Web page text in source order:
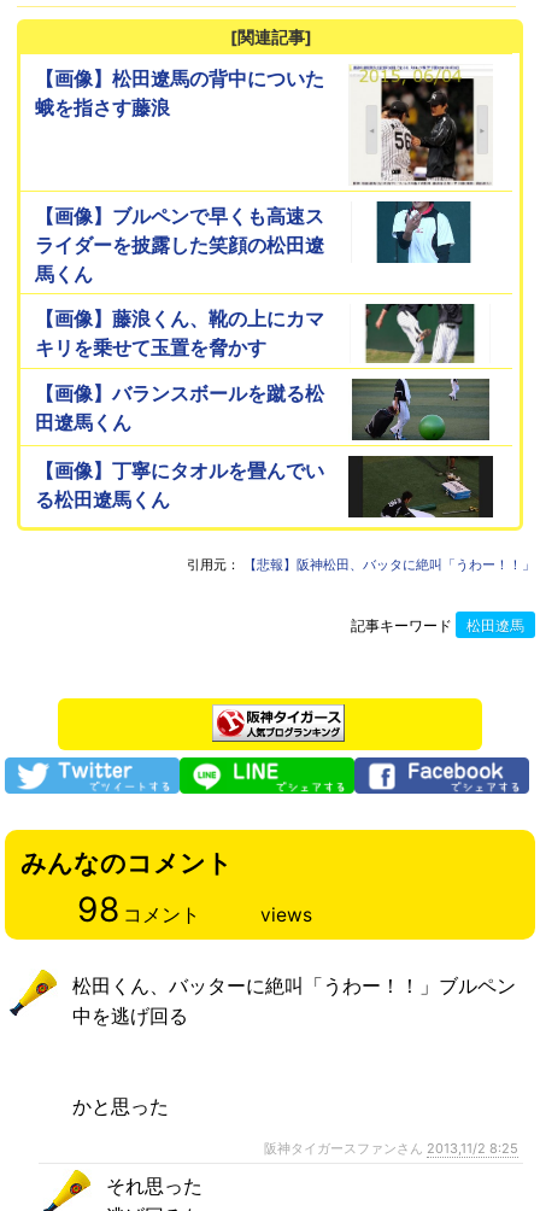
[関連記事]
【画像】松田遼馬の背中についた
蛾を指さす藤浪
【画像】ブルペンで早くも高速ス
ライダーを披露した笑顔の松田遼
馬くん
【画像】藤浪くん、靴の上にカマ
キリを乗せて玉置を脅かす
【画像】バランスボールを蹴る松
田遼馬くん
【画像】丁寧にタオルを畳んでい
る松田遼馬くん
引用元： 【悲報】阪神松田、バッタに絶叫「うわー！！」
記事キーワード 松田遼馬
みんなのコメント
98 コメント views
松田くん、バッターに絶叫「うわー！！」ブルペン
中を逃げ回る
かと思った
阪神タイガースファンさん 2013,11/2 8:25
それ思った